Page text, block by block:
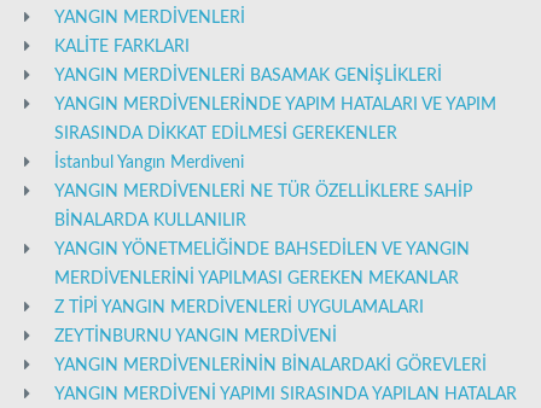
YANGIN MERDİVENLERİ
KALİTE FARKLARI
YANGIN MERDİVENLERİ BASAMAK GENİŞLİKLERİ
YANGIN MERDİVENLERİNDE YAPIM HATALARI VE YAPIM
SIRASINDA DİKKAT EDİLMESİ GEREKENLER
İstanbul Yangın Merdiveni
YANGIN MERDİVENLERİ NE TÜR ÖZELLİKLERE SAHİP
BİNALARDA KULLANILIR
YANGIN YÖNETMELİĞİNDE BAHSEDİLEN VE YANGIN
MERDİVENLERİNİ YAPILMASI GEREKEN MEKANLAR
Z TİPİ YANGIN MERDİVENLERİ UYGULAMALARI
ZEYTİNBURNU YANGIN MERDİVENİ
YANGIN MERDİVENLERİNİN BİNALARDAKİ GÖREVLERİ
YANGIN MERDİVENİ YAPIMI SIRASINDA YAPILAN HATALAR